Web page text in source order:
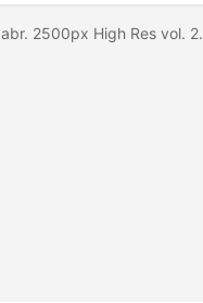
2500px High Res vol. 2.